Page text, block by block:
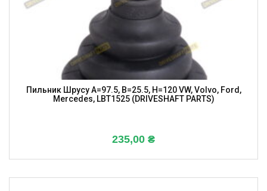
Пильник Шрусу A=97.5, B=25.5, H=120 VW, Volvo, Ford,
Mercedes, LBT1525 (DRIVESHAFT PARTS)
235,00 ₴